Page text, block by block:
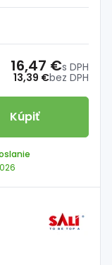
13,39 €bez DPH
16,47 €s DPH
Kúpiť